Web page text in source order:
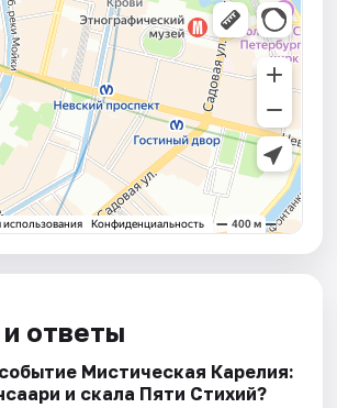
ответы
Мистическая Карелия:
и скала Пяти Стихий?